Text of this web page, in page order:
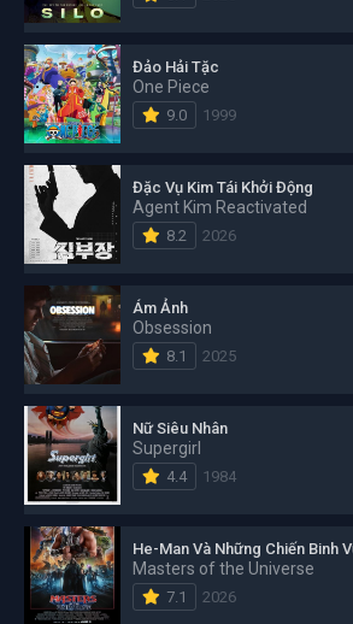
Đảo Hải Tặc
One Piece
9.0 1999
Đặc Vụ Kim Tái Khởi Động
Agent Kim Reactivated
8.2 2026
Ám Ảnh
Obsession
8.1 2025
Nữ Siêu Nhân
Supergirl
4.4 1984
He-Man Và Những Chiến Binh
Masters of the Universe
7.1 2026